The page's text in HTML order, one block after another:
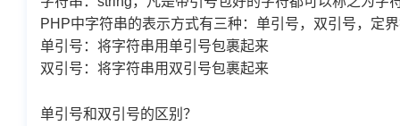
PHP中字符串的表示方式有三种：单引号，双引号，定
单引号：将字符串用单引号包裹起来
双引号：将字符串用双引号包裹起来
单引号和双引号的区别？